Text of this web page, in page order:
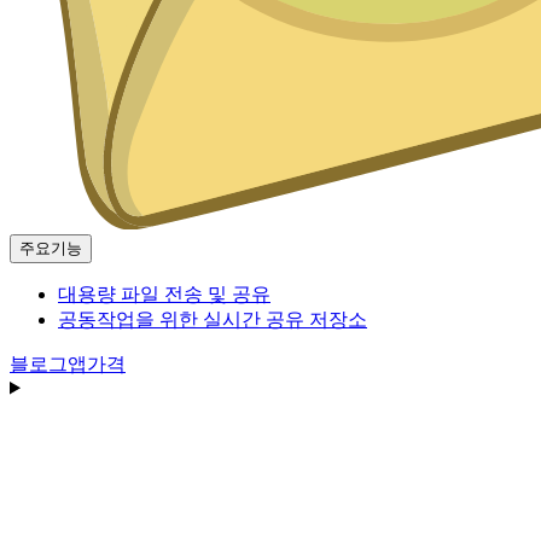
주요기능
대용량 파일 전송 및 공유
공동작업을 위한 실시간 공유 저장소
블로그앱가격